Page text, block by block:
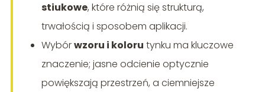
stiukowe, które różnią się strukturą,
trwałością i sposobem aplikacji.
Wybórwzoru i koloru tynku ma kluczowe
znaczenie; jasne odcienie optycznie
powiększają przestrzeń, a ciemniejsze